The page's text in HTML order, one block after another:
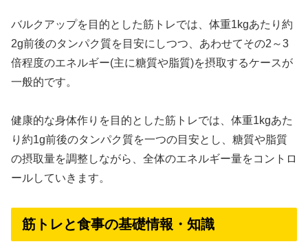
バルクアップを目的とした筋トレでは、体重1kgあたり約
2g前後のタンパク質を目安にしつつ、あわせてその2～3
倍程度のエネルギー(主に糖質や脂質)を摂取するケースが
一般的です。
健康的な身体作りを目的とした筋トレでは、体重1kgあた
り約1g前後のタンパク質を一つの目安とし、糖質や脂質
の摂取量を調整しながら、全体のエネルギー量をコントロ
ールしていきます。
筋トレと食事の基礎情報・知識